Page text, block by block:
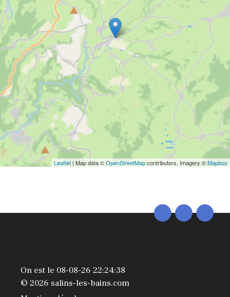
Leaflet | Map data ©OpenStreetMapcontributors, Imagery ©Mapbox
On est le 08-08-26 22:24:38
© 2026 salins-les-bains.com